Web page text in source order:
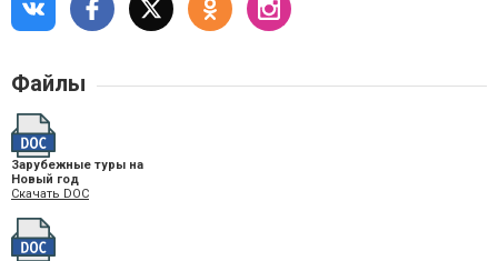
Файлы
Зарубежные туры на
Новый год
Скачать DOC